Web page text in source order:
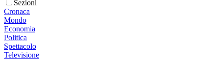
Sezioni
Cronaca
Mondo
Economia
Politica
Spettacolo
Televisione